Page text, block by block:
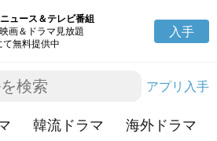
ュース＆テレビ番組
画＆ドラマ見放題
無料提供中
入手
アプリ入手
韓流ドラマ 海外ドラマ